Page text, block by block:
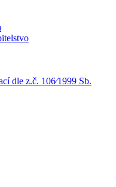
dle z.č. 106⁄1999 Sb.